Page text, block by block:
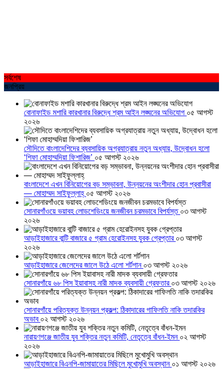
সর্বশেষ
জনপ্রিয়
বোনাফাইড মশারি কারখানার বিরুদ্ধে শ্রম আইন লঙ্ঘনের অভিযোগ ০৫ আগস্ট
২০২৬
সৌদিতে বাংলাদেশিদের ব্যবসায়িক অগ্রযাত্রায় নতুন অধ্যায়, উদ্বোধন হলো
‘শিফা মোহাম্মদিয়া ফিশারিজ’ ০৫ আগস্ট ২০২৬
বাংলাদেশে এখন বিনিয়োগের বড় সম্ভাবনা, উন্নয়নের অংশীদার হোন প্রবাসীরা
— মোহাম্মদ সাইফুল্লাহ্ ০৫ আগস্ট ২০২৬
সোনারগাঁওয়ে ভয়াবহ লোডশেডিংয়ে জনজীবন চরমভাবে বিপর্যস্ত ০৩ আগস্ট
২০২৬
আড়াইহাজারে বান্টি বাজারে ৫ গ্রাম হেরোইনসহ যুবক গ্রেপ্তার ০৩ আগস্ট
২০২৬
আড়াইহাজারে জেলেদের জালে উঠে এলো শর্টগান ০৩ আগস্ট ২০২৬
সোনারগাঁয়ে ৬৮ পিস ইয়াবাসহ নারী মাদক ব্যবসায়ী গ্রেফতার ০৩ আগস্ট ২০২৬
সোনারগাঁয়ে পরিত্যক্ত উন্নয়ন প্রকল্প: ঠিকাদারের গাফিলতি নাকি তদারকির
অভাব ০২ আগস্ট ২০২৬
নারায়ণগঞ্জে জাতীয় যুব শক্তির নতুন কমিটি, নেতৃত্বে বাঁধন-ইমন ০২ আগস্ট
২০২৬
আড়াইহাজারে বিএনপি-জামায়াতের মিছিলে মুখোমুখি অবস্থান ০১ আগস্ট ২০২৬